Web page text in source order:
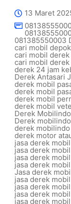
13 Maret
081385550003
cari mobil
cari mobil
cari mobil
derek 24 jam
Derek Antasari
derek mobil
derek mobil
derek mobil
derek mobil
Derek
Derek
derek
derek motor
jasa derek
jasa derek
jasa derek
jasa derek
Jasa derek
jasa derek
jasa derek
jasa derek
jasa derek